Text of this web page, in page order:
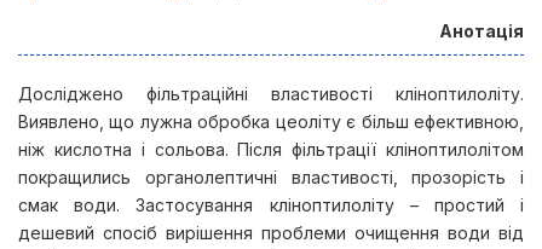
Анотація
Досліджено фільтраційні властивості кліноптилоліту.
Виявлено, що лужна обробка цеоліту є більш ефективною,
ніж кислотна і сольова. Після фільтрації кліноптилолітом
покращились органолептичні властивості, прозорість і
смак води. Застосування кліноптилоліту – простий і
дешевий спосіб вирішення проблеми очищення води від